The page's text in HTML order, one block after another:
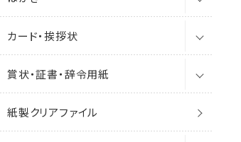
ケントプレミア
透けない撥水
特白
ケント
機能性封筒
カラー封筒
パステルカラー封筒
Sカラー封筒
パステルカラー封筒
白封筒
パステルカラー封筒
ポリ封筒
透けない封筒
クラフト封筒
パステルカラー封筒
角0封筒
角1封筒
クラフト封筒
角3封筒
角20
角A4
A4エコ窓
角6
洋長3
洋長3窓
大型袋
クッション封筒
レントゲン袋
薬袋
抗菌・抗ウイルス封筒印刷
透けない封筒印刷
撥水封筒印刷
A4(9号10丁付)
9号
A3(9号20丁付)
名刺を紙・特徴から探す
薄口名刺
エコ名刺
名刺ケース
はがき
喪中はがき・お悔み用はがき
年賀はがき・年賀状
カード・挨拶状
カード
単判カード
会葬礼状・お悔み用カード
賞状・証書・辞令用紙
賞状・証書用紙
紙製クリアファイル